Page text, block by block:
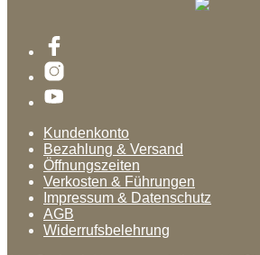
Kundenkonto
Bezahlung & Versand
Öffnungszeiten
Verkosten & Führungen
Impressum & Datenschutz
AGB
Widerrufsbelehrung